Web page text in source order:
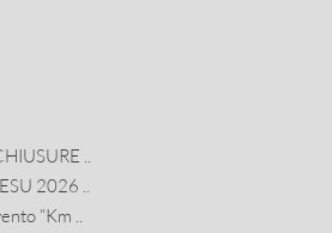
..
2026 ..
“Km ..